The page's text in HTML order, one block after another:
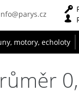
motory, echoloty